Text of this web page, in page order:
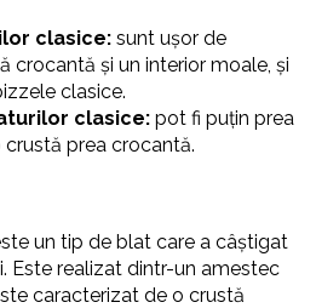
clasice: sunt ușor de
crocantă și un interior moale, și
clasice.
clasice: pot fi puțin prea
prea crocantă.
un tip de blat care a câștigat
Este realizat dintr-un amestec
caracterizat de o crustă